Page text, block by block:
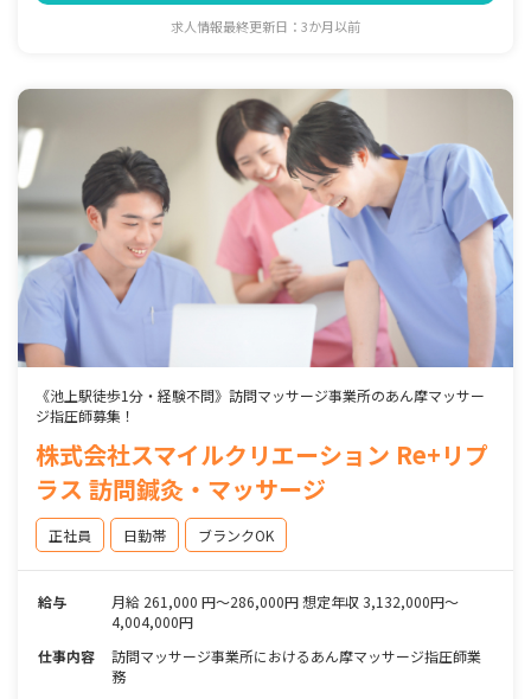
求人情報最終更新日：3か月以前
《池上駅徒歩1分・経験不問》訪問マッサージ事業所のあん摩マッサー
ジ指圧師募集！
株式会社スマイルクリエーション Re+リプ
ラス 訪問鍼灸・マッサージ
正社員 日勤帯 ブランクOK
給与
月給 261,000 円～286,000円 想定年収 3,132,000円～
4,004,000円
仕事内容
訪問マッサージ事業所におけるあん摩マッサージ指圧師業
務